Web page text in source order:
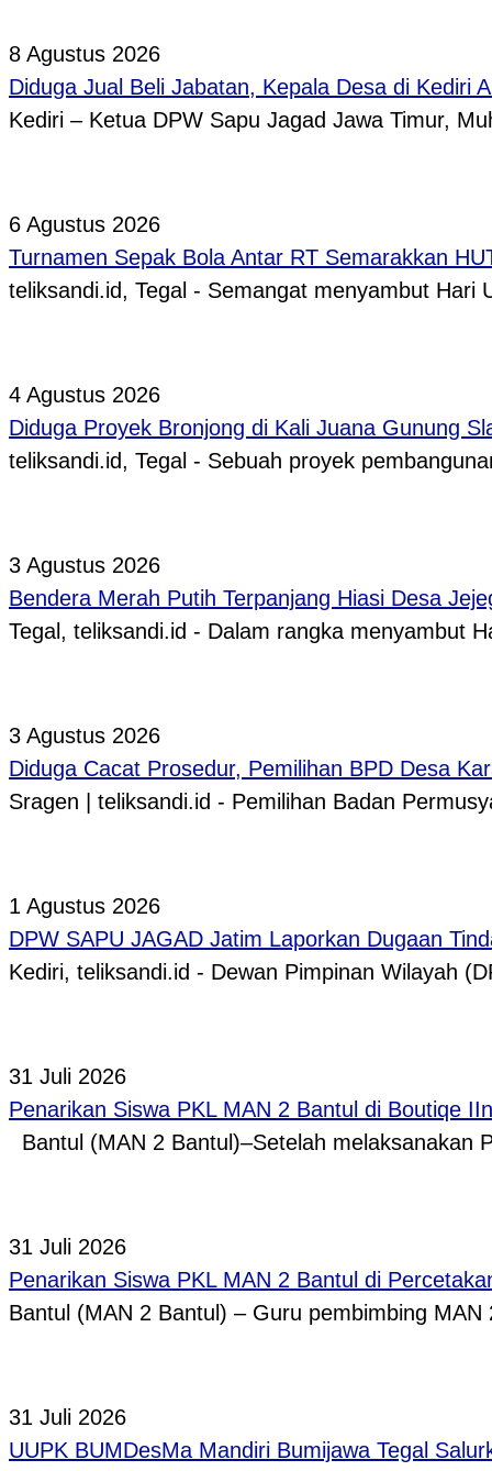
8 Agustus 2026
Diduga Jual Beli Jabatan, Kepala Desa di Kediri
Kediri – Ketua DPW Sapu Jagad Jawa Timur,
6 Agustus 2026
Turnamen Sepak Bola Antar RT Semarakkan
teliksandi.id, Tegal - Semangat menyambut Hari
4 Agustus 2026
Diduga Proyek Bronjong di Kali Juana Gunung
teliksandi.id, Tegal - Sebuah proyek
3 Agustus 2026
Bendera Merah Putih Terpanjang Hiasi Desa
Tegal, teliksandi.id - Dalam rangka menyambut
3 Agustus 2026
Diduga Cacat Prosedur, Pemilihan BPD Desa
Sragen | teliksandi.id - Pemilihan Badan
1 Agustus 2026
DPW SAPU JAGAD Jatim Laporkan Dugaan
Kediri, teliksandi.id - Dewan Pimpinan Wilayah
31 Juli 2026
Penarikan Siswa PKL MAN 2 Bantul di Boutiqe
Bantul (MAN 2 Bantul)–Setelah melaksanakan
31 Juli 2026
Penarikan Siswa PKL MAN 2 Bantul di
Bantul (MAN 2 Bantul) – Guru pembimbing
31 Juli 2026
UUPK BUMDesMa Mandiri Bumijawa Tegal